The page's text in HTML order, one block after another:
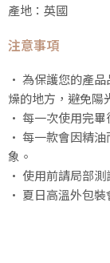
產地：英國
注意事項
• 為保護您的產
燥的地方，避免陽
• 每一次使用完
• 每一款會因精
象。
• 使用前請局部測
• 夏日高溫外包裝